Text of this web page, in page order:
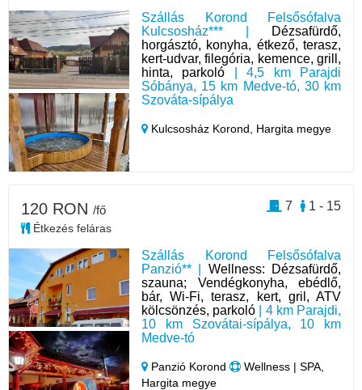
Szállás Korond Felsősófalva
Kulcsosház*** |
Dézsafürdő,
horgásztó, konyha, étkező, terasz,
kert-udvar, filegória, kemence, grill,
hinta, parkoló | 4,5 km Parajdi
Sóbánya, 15 km Medve-tó, 30 km
Szováta-sípálya
Kulcsosház Korond, Hargita megye
Szállás Korond Felsősófalva
Panzió** | Wellness: Dézsafürdő,
szauna; Vendégkonyha, ebédlő,
bár, Wi-Fi, terasz, kert, gril, ATV
kölcsönzés, parkoló | 4 km Parajdi,
10 km Szovátai-sípálya, 10 km
Medve-tó
Panzió Korond
Wellness | SPA,
Hargita megye
120 RON /fő
Étkezés feláras
1 - 15
7